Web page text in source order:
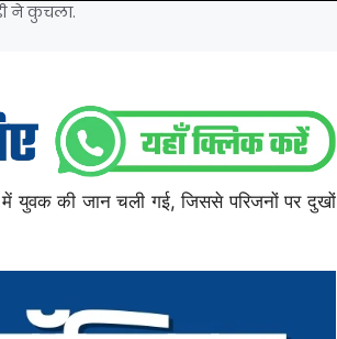
ने कुचला.
में युवक की जान चली गई, जिससे परिजनों पर दुखों